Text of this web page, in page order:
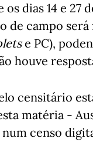
dias 14 e 27
de campo
e PC),
houve
censitário
matéria -
censo